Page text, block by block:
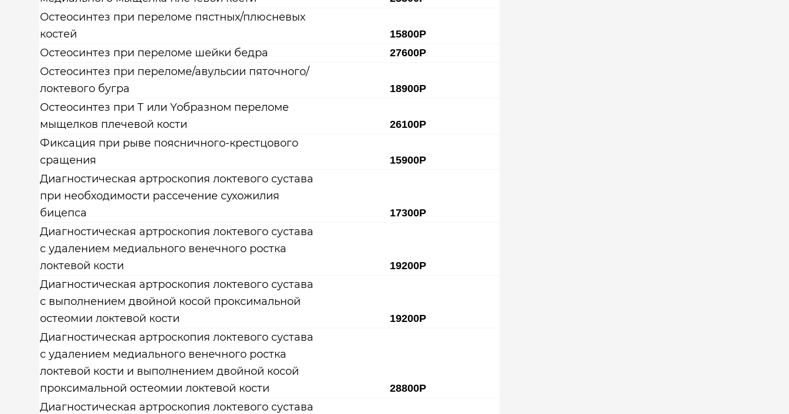
Остеосинтез при переломе пястных/плюсневых
костей
15800Р
Остеосинтез при переломе шейки бедра 27600Р
Остеосинтез при переломе/авульсии пяточного/
локтевого бугра
18900Р
Остеосинтез при Т или Yобразном переломе
мыщелков плечевой кости
26100Р
Фиксация при рыве поясничного-крестцового
сращения
15900Р
Диагностическая артроскопия локтевого сустава
при необходимости рассечение сухожилия
бицепса
17300Р
Диагностическая артроскопия локтевого сустава
с удалением медиального венечного ростка
локтевой кости
19200Р
Диагностическая артроскопия локтевого сустава
с выполнением двойной косой проксимальной
остеомии локтевой кости
19200Р
Диагностическая артроскопия локтевого сустава
с удалением медиального венечного ростка
локтевой кости и выполнением двойной косой
проксимальной остеомии локтевой кости
28800Р
Диагностическая артроскопия локтевого сустава